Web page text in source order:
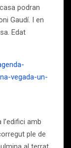
podran
Gaudí. I en
Edat
vegada-un-
amb
ple de